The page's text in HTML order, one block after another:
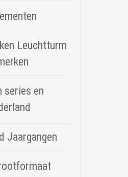
Leuchtturm
series en
Jaargangen